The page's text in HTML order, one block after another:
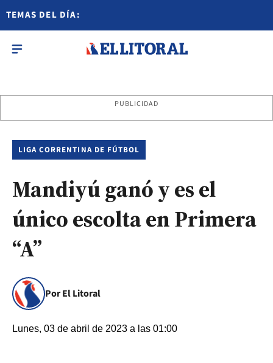
TEMAS DEL DÍA:
PUBLICIDAD
LIGA CORRENTINA DE FÚTBOL
Mandiyú ganó y es el
único escolta en Primera
“A”
Por El Litoral
Lunes, 03 de abril de 2023 a las 01:00